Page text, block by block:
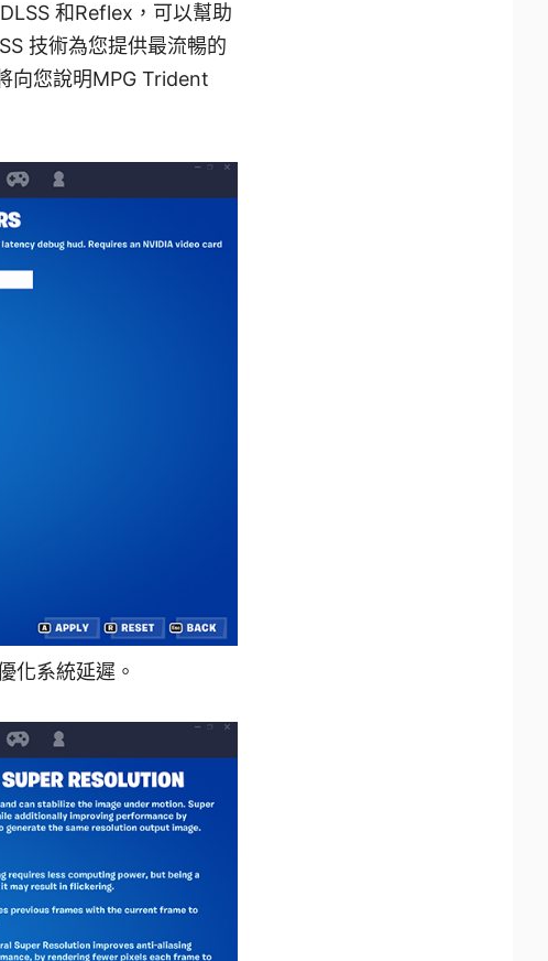
和Reflex，可以幫助
技術為您提供最流暢的
向您說明MPG Trident
化系統延遲。